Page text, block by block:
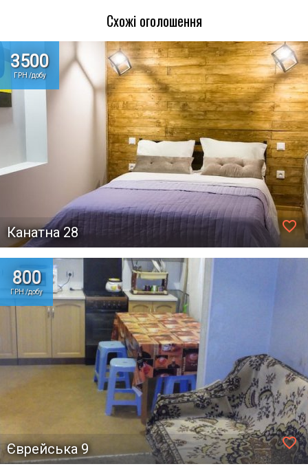
Схожі оголошення
favorite_border
3500
ГРН /добу
Канатна 28
favorite_border
800
ГРН /добу
Єврейська 9